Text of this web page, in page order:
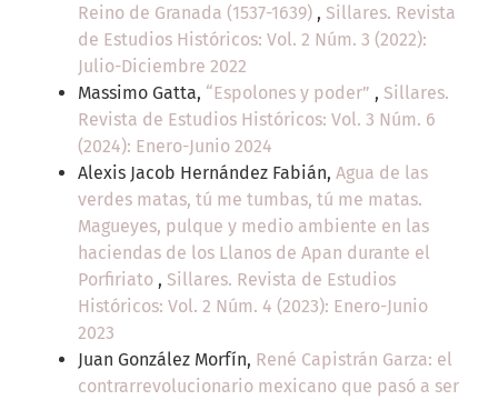
Reino de Granada (1537-1639) , Sillares. Revista
de Estudios Históricos: Vol. 2 Núm. 3 (2022):
Julio-Diciembre 2022
Massimo Gatta, “Espolones y poder” , Sillares.
Revista de Estudios Históricos: Vol. 3 Núm. 6
(2024): Enero-Junio 2024
Alexis Jacob Hernández Fabián, Agua de las
verdes matas, tú me tumbas, tú me matas.
Magueyes, pulque y medio ambiente en las
haciendas de los Llanos de Apan durante el
Porfiriato , Sillares. Revista de Estudios
Históricos: Vol. 2 Núm. 4 (2023): Enero-Junio
2023
Juan González Morfín, René Capistrán Garza: el
contrarrevolucionario mexicano que pasó a ser